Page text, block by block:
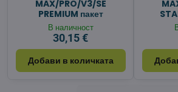
MAX/PRO/V3/SE
PREMIUM пакет
В наличност
30,15 €
Добави в количката